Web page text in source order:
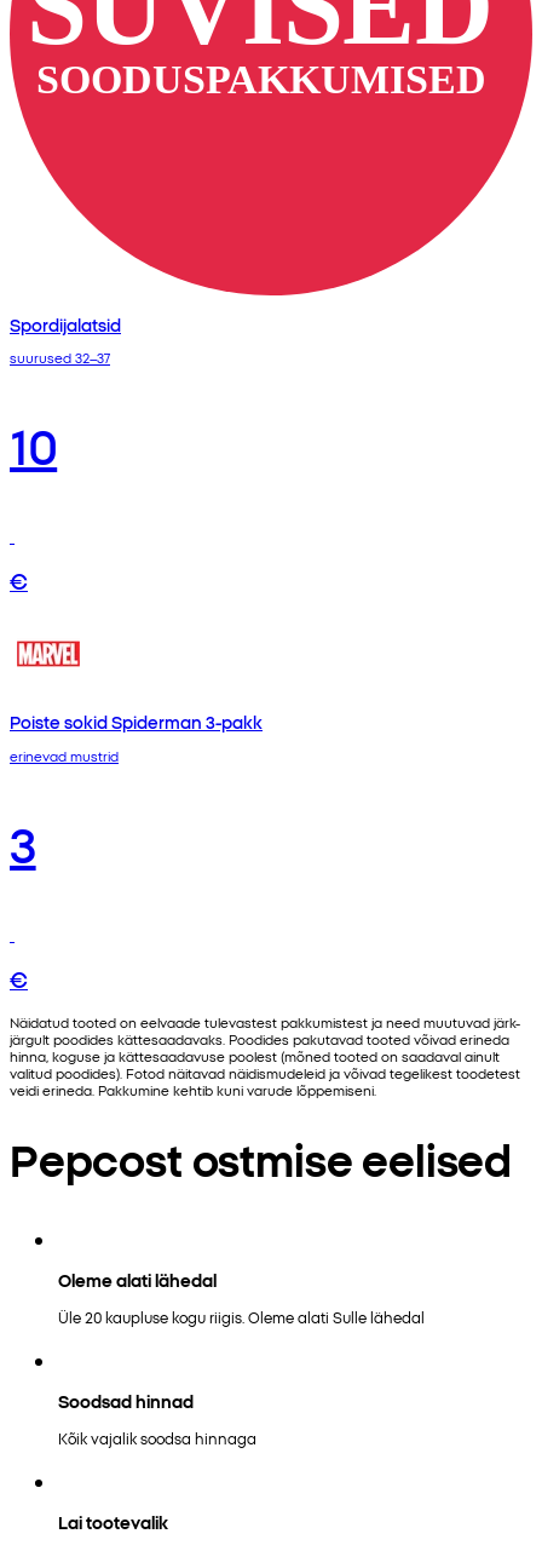
Spordijalatsid
suurused 32–37
10
€
Poiste sokid Spiderman 3-pakk
erinevad mustrid
3
€
Näidatud tooted on eelvaade tulevastest pakkumistest ja need muutuvad järk-
järgult poodides kättesaadavaks. Poodides pakutavad tooted võivad erineda
hinna, koguse ja kättesaadavuse poolest (mõned tooted on saadaval ainult
valitud poodides). Fotod näitavad näidismudeleid ja võivad tegelikest toodetest
veidi erineda. Pakkumine kehtib kuni varude lõppemiseni.
Pepcost ostmise eelised
Oleme alati lähedal
Üle 20 kaupluse kogu riigis. Oleme alati Sulle lähedal
Soodsad hinnad
Kõik vajalik soodsa hinnaga
Lai tootevalik